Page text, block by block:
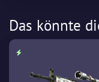
Das könnte